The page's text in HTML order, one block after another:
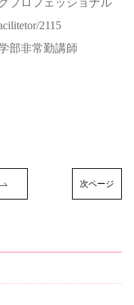
プロフェッショナル
2115
部非常勤講師
次ページ